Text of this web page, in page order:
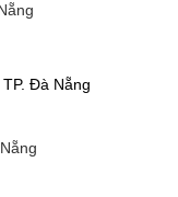
Đà Nẵng